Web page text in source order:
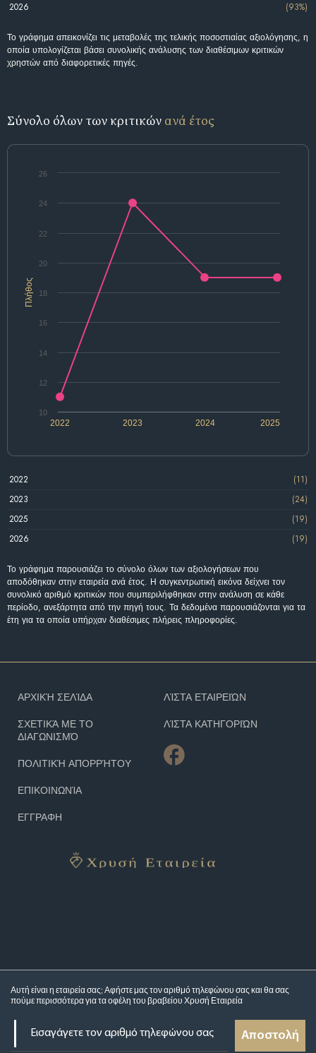
2026
(93%)
Το γράφημα απεικονίζει τις μεταβολές της τελικής ποσοστιαίας αξιολόγησης, η
οποία υπολογίζεται βάσει συνολικής ανάλυσης των διαθέσιμων κριτικών
χρηστών από διαφορετικές πηγές.
Σύνολο όλων των κριτικών ανά έτος
Πλήθος
2022 2024
2023 2025
10
12
14
16
18
20
22
24
26
2022
(11)
2023
(24)
2025
(19)
2026
(19)
Το γράφημα παρουσιάζει το σύνολο όλων των αξιολογήσεων που
αποδόθηκαν στην εταιρεία ανά έτος. Η συγκεντρωτική εικόνα δείχνει τον
συνολικό αριθμό κριτικών που συμπεριλήφθηκαν στην ανάλυση σε κάθε
περίοδο, ανεξάρτητα από την πηγή τους. Τα δεδομένα παρουσιάζονται για τα
έτη για τα οποία υπήρχαν διαθέσιμες πλήρεις πληροφορίες.
Αυτή είναι η εταιρεία σας; Αφήστε μας τον αριθμό τηλεφώνου σας και θα σας
πούμε περισσότερα για ταοφέλη του βραβείου Χρυσή Εταιρεία
Αποστολή
ΑΡΧΙΚΉ ΣΕΛΊΔΑ
ΣΧΕΤΙΚΆ ΜΕ ΤΟ
ΔΙΑΓΩΝΙΣΜΌ
ΠΟΛΙΤΙΚΉ ΑΠΟΡΡΉΤΟΥ
ΕΠΙΚΟΙΝΩΝΊΑ
ΕΓΓΡΑΦΗ
ΛΊΣΤΑ ΕΤΑΙΡΕΙΏΝ
ΛΊΣΤΑ ΚΑΤΗΓΟΡΙΏΝ